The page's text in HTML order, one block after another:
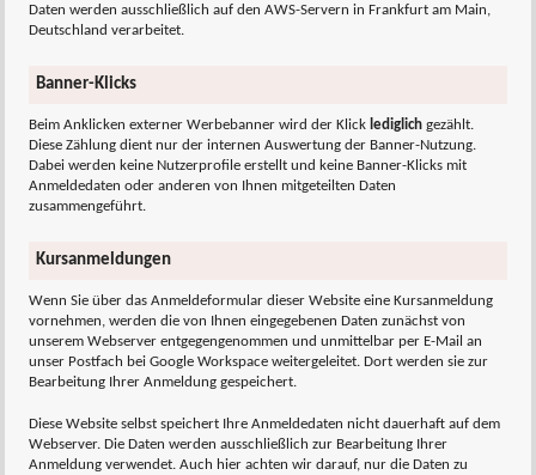
Daten werden ausschließlich auf den AWS-Servern in Frankfurt am Main,
Deutschland verarbeitet.
Banner-Klicks
Beim Anklicken externer Werbebanner wird der Klick lediglichgezählt.
Diese Zählung dient nur der internen Auswertung der Banner-Nutzung.
Dabei werden keine Nutzerprofile erstellt und keine Banner-Klicks mit
Anmeldedaten oder anderen von Ihnen mitgeteilten Daten
zusammengeführt.
Kursanmeldungen
Wenn Sie über das Anmeldeformular dieser Website eine Kursanmeldung
vornehmen, werden die von Ihnen eingegebenen Daten zunächst von
unserem Webserver entgegengenommen und unmittelbar per E-Mail an
unser Postfach bei Google Workspace weitergeleitet. Dort werden sie zur
Bearbeitung Ihrer Anmeldung gespeichert.
Diese Website selbst speichert Ihre Anmeldedaten nicht dauerhaft auf dem
Webserver. Die Daten werden ausschließlich zur Bearbeitung Ihrer
Anmeldung verwendet. Auch hier achten wir darauf, nur die Daten zu